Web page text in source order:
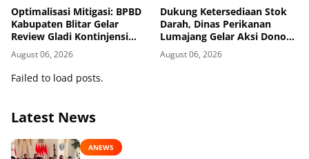
Optimalisasi Mitigasi: BPBD
Kabupaten Blitar Gelar
Review Gladi Kontinjensi
Erupsi Gunung Kelud
August 06, 2026
Dukung Ketersediaan Stok
Darah, Dinas Perikanan
Lumajang Gelar Aksi Donor
Darah
August 06, 2026
Failed to load posts.
Latest News
ANEWS